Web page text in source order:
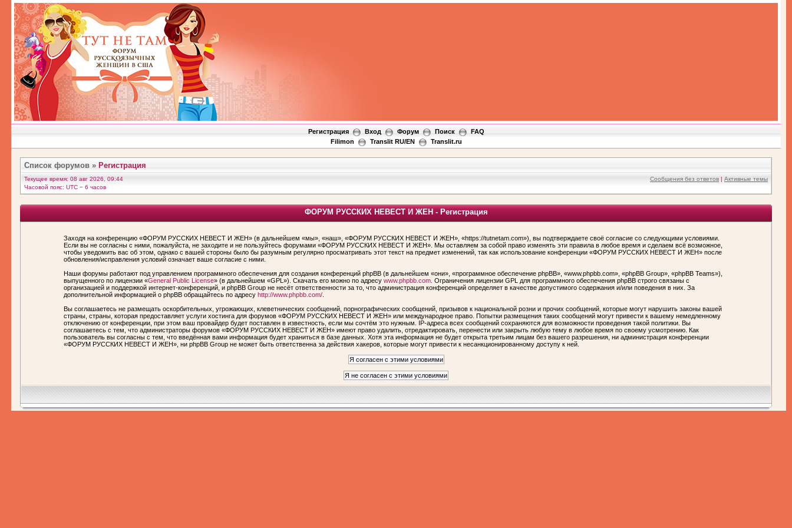
Регистрация Вход Форум Поиск
FAQ
Filimon
Translit RU/EN Translit.ru
Список форумов » Регистрация
Текущее время: 08 авг 2026, 09:44
Часовой пояс: UTC − 6 часов
Сообщения без ответов | Активные темы
ФОРУМ РУССКИХ НЕВЕСТ И ЖЕН - Регистрация
Заходя на конференцию «ФОРУМ РУССКИХ НЕВЕСТ И ЖЕН» (в дальнейшем «мы», «наш», «ФОРУМ РУССКИХ НЕВЕСТ И ЖЕН», «https://tutnetam.com»), вы подтверждаете своё согласие со следующими условиями.
Если вы не согласны с ними, пожалуйста, не заходите и не пользуйтесь форумами «ФОРУМ РУССКИХ НЕВЕСТ И ЖЕН». Мы оставляем за собой право изменять эти правила в любое время и сделаем всё возможное,
чтобы уведомить вас об этом, однако с вашей стороны было бы разумным регулярно просматривать этот текст на предмет изменений, так как использование конференции «ФОРУМ РУССКИХ НЕВЕСТ И ЖЕН» после
обновления/исправления условий означает ваше согласие с ними.
Наши форумы работают под управлением программного обеспечения для создания конференций phpBB (в дальнейшем «они», «программное обеспечение phpBB», «www.phpbb.com», «phpBB Group», «phpBB Teams»),
выпущенного по лицензии «General Public License» (в дальнейшем «GPL»). Скачать его можно по адресу www.phpbb.com. Ограничения лицензии GPL для программного обеспечения phpBB строго связаны с
организацией и поддержкой интернет-конференций, и phpBB Group не несёт ответственности за то, что администрация конференций определяет в качестве допустимого содержания и/или поведения в них. За
дополнительной информацией о phpBB обращайтесь по адресу http://www.phpbb.com/.
Вы соглашаетесь не размещать оскорбительных, угрожающих, клеветнических сообщений, порнографических сообщений, призывов к национальной розни и прочих сообщений, которые могут нарушить законы вашей
страны, страны, которая предоставляет услуги хостинга для форумов «ФОРУМ РУССКИХ НЕВЕСТ И ЖЕН» или международное право. Попытки размещения таких сообщений могут привести к вашему немедленному
отключению от конференции, при этом ваш провайдер будет поставлен в известность, если мы сочтём это нужным. IP-адреса всех сообщений сохраняются для возможности проведения такой политики. Вы
соглашаетесь с тем, что администраторы форумов «ФОРУМ РУССКИХ НЕВЕСТ И ЖЕН» имеют право удалить, отредактировать, перенести или закрыть любую тему в любое время по своему усмотрению. Как
пользователь вы согласны с тем, что введённая вами информация будет храниться в базе данных. Хотя эта информация не будет открыта третьим лицам без вашего разрешения, ни администрация конференции
«ФОРУМ РУССКИХ НЕВЕСТ И ЖЕН», ни phpBB Group не может быть ответственна за действия хакеров, которые могут привести к несанкционированному доступу к ней.